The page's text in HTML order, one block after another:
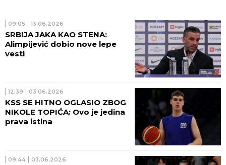
09:05 13.06.2026
SRBIJA JAKA KAO STENA:
Alimpijević dobio nove lepe
vesti
12:39 03.06.2026
KSS SE HITNO OGLASIO ZBOG
NIKOLE TOPIĆA: Ovo je jedina
prava istina
09:44 03.06.2026